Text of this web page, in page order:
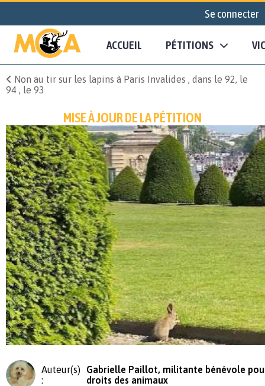
Se connecter
ACCUEIL PÉTITIONS
Non au tir sur les lapins à Paris Invalides , dans le 92, le
94 , le 93
MISE À JOUR DE LA PÉTITION
Auteur(s)
:
Gabrielle Paillot, militante bénévole
droits des animaux